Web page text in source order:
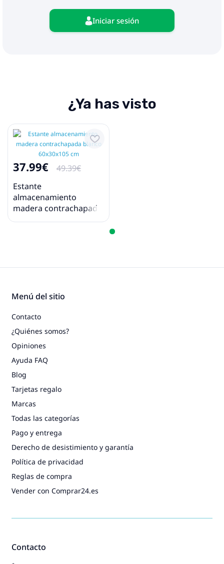
Iniciar sesión
¿Ya has visto
37.99€
49.39€
Estante
almacenamiento
madera contrachapada
blanco 60x30x105 cm
Contacto
Menú del sitio
Contacto
¿Quiénes somos?
Opiniones
Ayuda FAQ
Blog
Tarjetas regalo
Marcas
Todas las categorías
Pago y entrega
Derecho de desistimiento y garantía
Política de privacidad
Reglas de compra
Vender con Comprar24.es